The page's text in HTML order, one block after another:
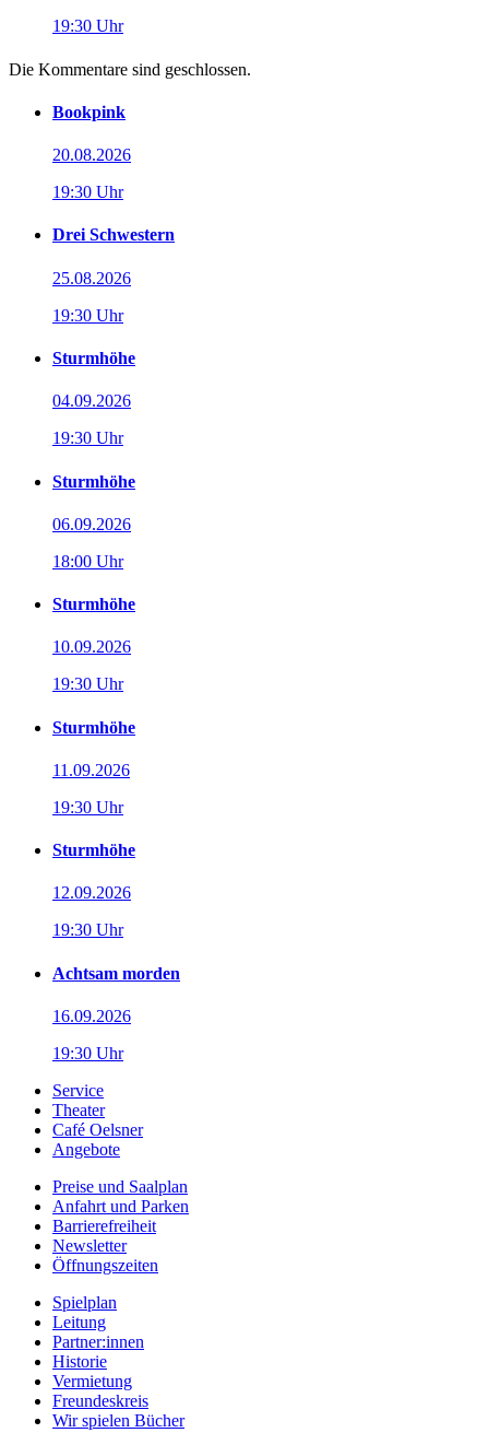
19:30 Uhr
Die Kommentare sind geschlossen.
Bookpink
20.08.2026
19:30 Uhr
Drei Schwestern
25.08.2026
19:30 Uhr
Sturmhöhe
04.09.2026
19:30 Uhr
Sturmhöhe
06.09.2026
18:00 Uhr
Sturmhöhe
10.09.2026
19:30 Uhr
Sturmhöhe
11.09.2026
19:30 Uhr
Sturmhöhe
12.09.2026
19:30 Uhr
Achtsam morden
16.09.2026
19:30 Uhr
Service
Theater
Café Oelsner
Angebote
Preise und Saalplan
Anfahrt und Parken
Barrierefreiheit
Newsletter
Öffnungszeiten
Spielplan
Leitung
Partner:innen
Historie
Vermietung
Freundeskreis
Wir spielen Bücher